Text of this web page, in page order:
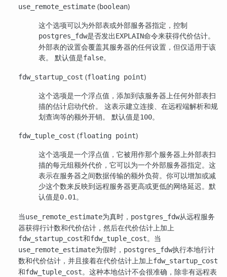
use_remote_estimate (boolean)
这个选项可以为外部表或外部服务器指定，控制
postgres_fdw是否发出EXPLAIN命令来获得代价估计。
外部表的设置会覆盖其服务器的任何设置，但仅适用于该
表。 默认值是false。
fdw_startup_cost (floating point)
这个选项是一个浮点值，添加到该服务器上任何外部表扫
描的估计启动代价。 这表示建立连接、在远程端解析和规
划查询等的额外开销。 默认值是100。
fdw_tuple_cost (floating point)
这个选项是一个浮点值，它被用作那个服务器上外部表扫
描的每元组额外代价，它可以为一个外部服务器指定。这
表示在服务器之间数据传输的额外负荷。你可以增加或减
少这个数来反映到远程服务器更高或更低的网络延迟。默
认值是0.01。
当use_remote_estimate为真时， postgres_fdw从远程服务
器获得行计数和代价估计，然后在代价估计上加上
fdw_startup_cost和fdw_tuple_cost。当
use_remote_estimate为假时， postgres_fdw执行本地行计
数和代价估计，并且接着在代价估计上加上fdw_startup_cost
和fdw_tuple_cost。这种本地估计不会很准确，除非有远程表